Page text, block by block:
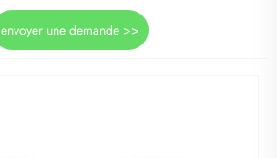
envoyer une demande >>